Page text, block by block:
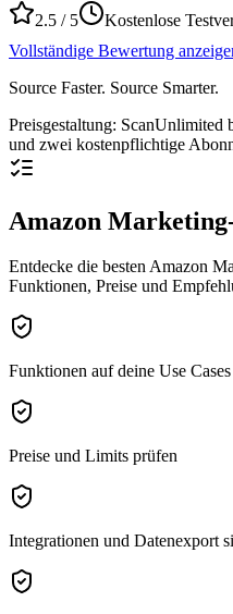
2.5 / 5
Kostenlose
Vollständige Bewertung
Source Faster. Source Smarter.
Preisgestaltung: ScanUnlimited
und zwei kostenpflichtige
Amazon
Entdecke die besten Amazon
Funktionen, Preise und
Funktionen auf deine Use
Preise und Limits prüfen
Integrationen und Datenexport